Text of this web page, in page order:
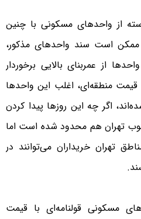
از واحدهای مسکونی با چنین
است سند واحدهای مذکور،
از عمربنای بالایی برخوردار
منطقه‌ای، اغلب این واحدها
اگر چه این روزها پیدا کردن
تهران هم محدود شده است اما
تهران خریداران می‌توانند در
مسکونی قولنامه‌ای با قیمت